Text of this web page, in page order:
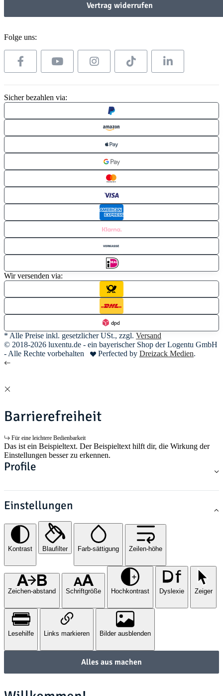
Vertrag widerrufen
Folge uns:
Sicher bezahlen via:
Wir versenden via:
* Alle Preise inkl. gesetzlicher USt., zzgl. Versand
© 2018-2026 luxentu.de - ein bayerischer Shop der Logentu GmbH
- Alle Rechte vorbehalten
Perfected by Dreizack Medien.
Barrierefreiheit
Für eine leichtere Bedienbarkeit
Das ist ein Beispieltext. Der Beispieltext hilft dir, die Wirkung der
Einstellungen besser zu erkennen.
Profile
Einstellungen
Kontrast Blaufilter Farb-sättigung Zeilen-höhe
Zeichen-abstand Schriftgröße Hochkontrast Dyslexie Zeiger
Lesehilfe Links markieren Bilder ausblenden
Alles aus machen